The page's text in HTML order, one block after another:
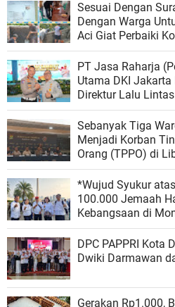
Sesuai Dengan
Dengan Warga
Aci Giat Perbaiki
PT Jasa Raharja
Utama DKI
Direktur Lalu
Sebanyak Tiga
Menjadi Korban
Orang (TPPO) di
Ke - Indonesia.
NKR.
*Wujud Syukur
100.000 Jemaah
Kebangsaan di
DPC PAPPRI Kota
Dwiki Darmawan
Gerakan Rp1.000, BAZNAS Purwakarta